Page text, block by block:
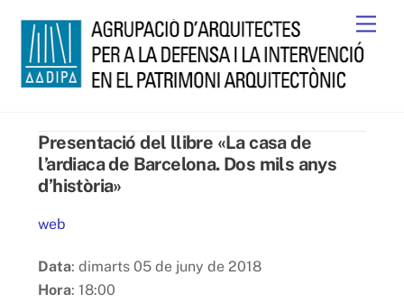
content
Presentació del llibre «La casa de
l’ardiaca de Barcelona. Dos mils anys
d’història»
web
Data: dimarts 05 de juny de 2018
Hora: 18:00